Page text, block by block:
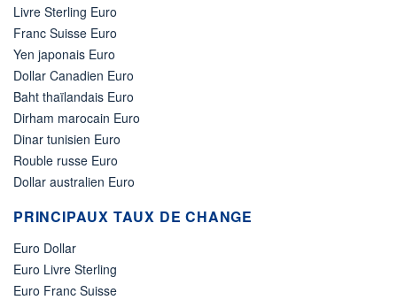
Livre Sterling Euro
Franc Suisse Euro
Yen japonais Euro
Dollar Canadien Euro
Baht thaïlandais Euro
Dirham marocain Euro
Dinar tunisien Euro
Rouble russe Euro
Dollar australien Euro
PRINCIPAUX TAUX DE CHANGE
Euro Dollar
Euro Livre Sterling
Euro Franc Suisse